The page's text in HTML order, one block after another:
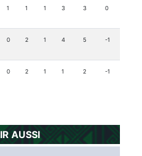
1 1 1 3 3 0
0 2 1 4 5 -1
0 2 1 1 2 -1
AUSSI